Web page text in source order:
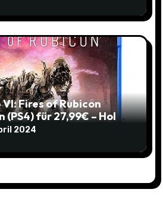
Fires of Rubicon
(PS4) für 27,99€ – Hol
Spaß zum
2024